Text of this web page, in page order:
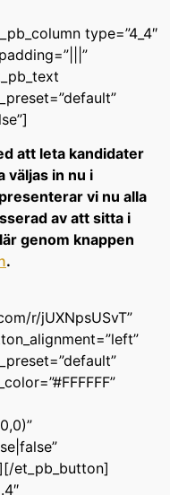
type=”4_4″
att leta kandidater
väljas in nu i
vi nu alla
av att sitta i
genom knappen
.
r/jUXNpsUSvT”
et_pb_button]